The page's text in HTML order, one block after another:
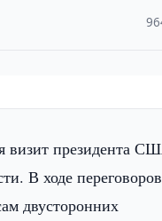
визит президента
В ходе переговоров
двусторонних